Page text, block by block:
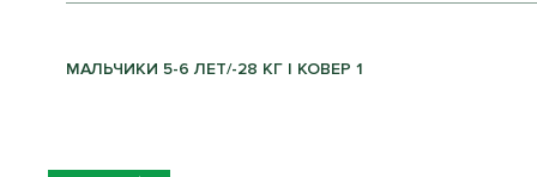
МАЛЬЧИКИ 5-6 ЛЕТ/-28 КГ | КОВЕР 1